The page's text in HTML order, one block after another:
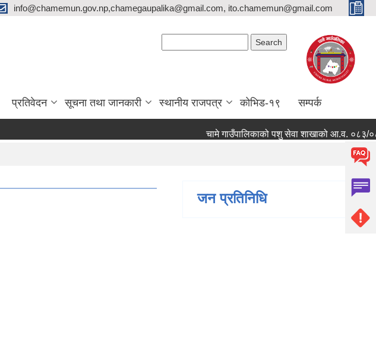
info@chamemun.gov.np,chamegaupalika@gmail.com, ito.chamemun@gmail.com
प्रतिवेदन सूचना तथा जानकारी स्थानीय राजपत्र कोभिड-१९ सम्पर्क
चामे गाउँपालिकाको पशु सेवा शाखाको आ.व. ०८३/०८४
जन प्रतिनिधि